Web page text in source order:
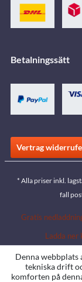
Betalningssätt
Vertrag
* Alla priser inkl.
fall
Gratis
Ladda ner
Denna webbplats
tekniska drift
komforten på